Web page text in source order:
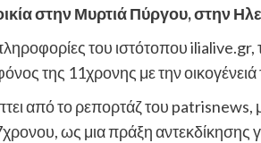
στην Μυρτιά Πύργου, στην
του ιστότοπου ilialive.gr,
της 11χρονης με την οικογένειά
από το ρεπορτάζ του patrisnews,
ως μια πράξη αντεκδίκησης